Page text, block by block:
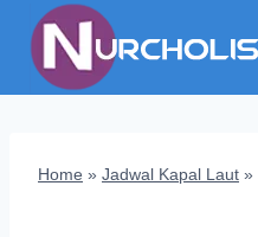
content
Home » Jadwal Kapal Laut »